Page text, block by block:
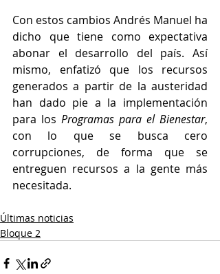
Con estos cambios Andrés Manuel ha
dicho que tiene como expectativa
abonar el desarrollo del país. Así
mismo, enfatizó que los recursos
generados a partir de la austeridad
han dado pie a la implementación
para los Programas para el Bienestar,
con lo que se busca cero
corrupciones, de forma que se
entreguen recursos a la gente más
necesitada.
Últimas noticias
Bloque 2